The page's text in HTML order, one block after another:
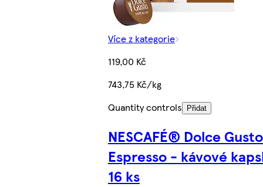
Více z kategorie
119,00 Kč
743,75 Kč/kg
Quantity controls
Přidat
NESCAFÉ® Dolce
Espresso - kávové
16 ks